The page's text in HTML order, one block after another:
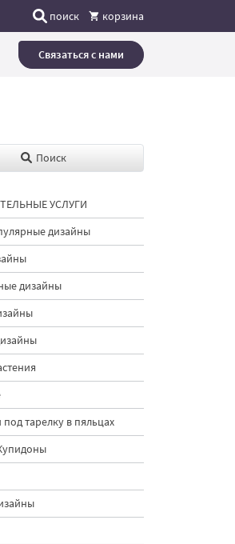
поиск корзина
Связаться с нами
Поиск
УСЛУГИ
дизайны
дизайны
под тарелку в пяльцах